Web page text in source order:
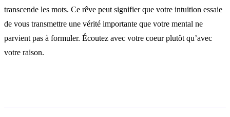
transcende les mots. Ce rêve peut signifier que votre intuition essaie
de vous transmettre une vérité importante que votre mental ne
parvient pas à formuler. Écoutez avec votre coeur plutôt qu’avec
votre raison.